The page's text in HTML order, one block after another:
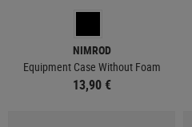
NIMROD
Equipment Case Without Foam
13,90 €